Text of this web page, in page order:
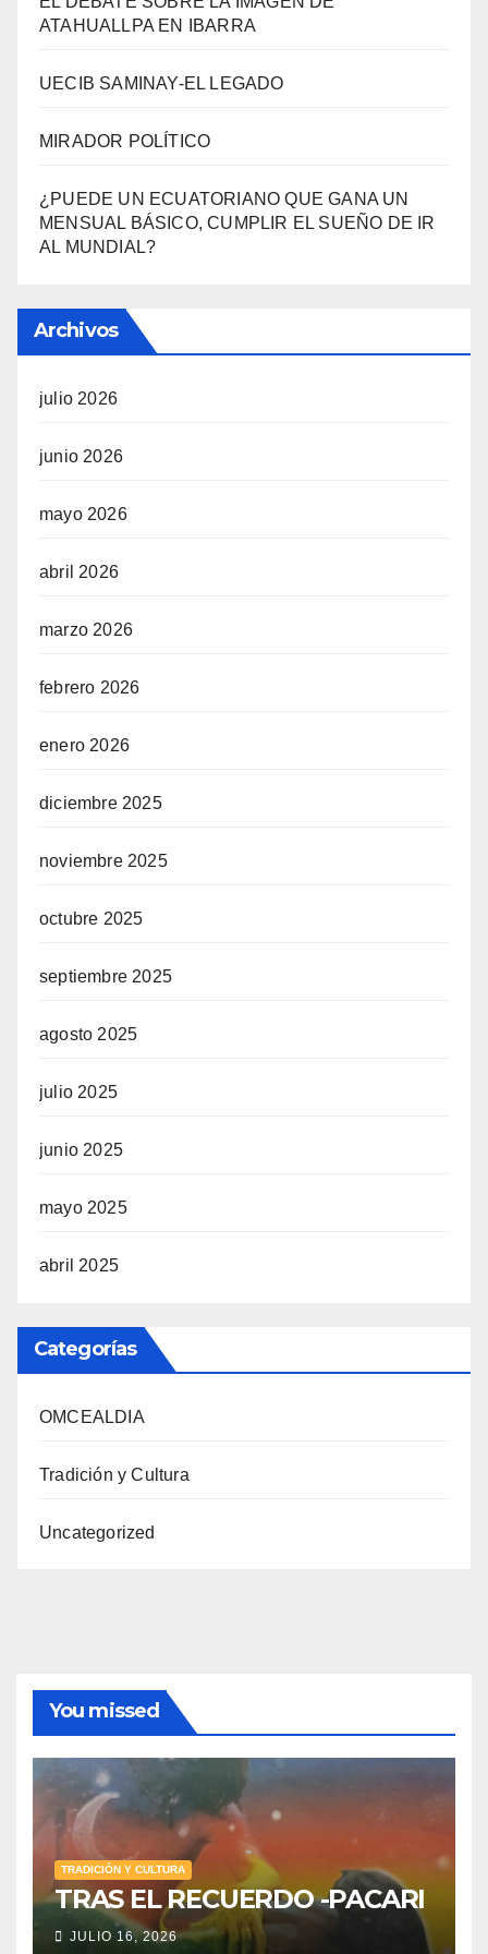
ATAHUALLPA EN IBARRA
UECIB SAMINAY-EL LEGADO
MIRADOR POLÍTICO
¿PUEDE UN ECUATORIANO QUE GANA UN
MENSUAL BÁSICO, CUMPLIR EL SUEÑO DE IR
AL MUNDIAL?
Archivos
julio 2026
junio 2026
mayo 2026
abril 2026
marzo 2026
febrero 2026
enero 2026
diciembre 2025
noviembre 2025
octubre 2025
septiembre 2025
agosto 2025
julio 2025
junio 2025
mayo 2025
abril 2025
Categorías
OMCEALDIA
Tradición y Cultura
Uncategorized
You missed
TRADICIÓN Y CULTURA
TRAS EL RECUERDO -PACARI
JULIO 16, 2026